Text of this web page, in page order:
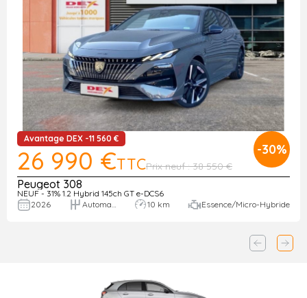
-30%
Avantage DEX -11 560 €
26 990 €TTCPrix neuf : 38 550 €
Peugeot 308
NEUF - 31% 1.2 Hybrid 145ch GT e-DCS6
2026
Automatique 10 km Essence/Micro-Hybride